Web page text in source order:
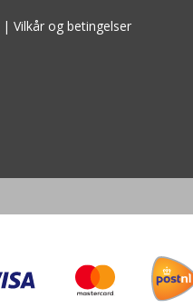
| Vilkår og betingelser